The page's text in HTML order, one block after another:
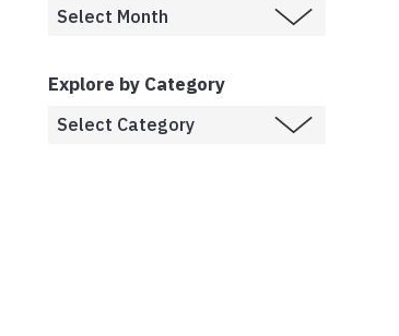
Explore by Category